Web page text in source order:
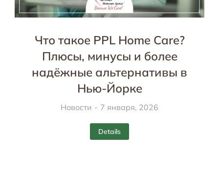
Что такое PPL Home Care?
Плюсы, минусы и более
надёжные альтернативы в
Нью-Йорке
Новости 7 января, 2026
Details